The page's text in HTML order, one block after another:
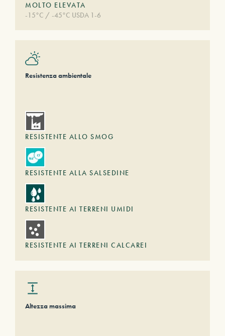
MOLTO ELEVATA
-15°C / -45°C USDA 1-6
Resistenza ambientale
RESISTENTE ALLO SMOG
RESISTENTE ALLA SALSEDINE
RESISTENTE AI TERRENI UMIDI
RESISTENTE AI TERRENI CALCAREI
Altezza massima